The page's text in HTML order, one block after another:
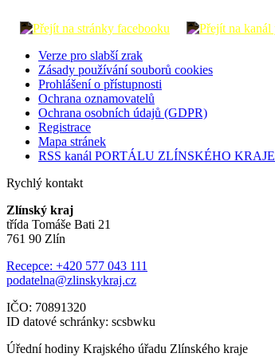
Verze pro slabší zrak
Zásady používání souborů cookies
Prohlášení o přístupnosti
Ochrana oznamovatelů
Ochrana osobních údajů (GDPR)
Registrace
Mapa stránek
RSS kanál PORTÁLU ZLÍNSKÉHO KRAJE
Rychlý kontakt
Zlínský kraj
třída Tomáše Bati 21
761 90 Zlín
Recepce: +420 577 043 111
podatelna@zlinskykraj.cz
IČO: 70891320
ID datové schránky: scsbwku
Úřední hodiny Krajského úřadu Zlínského kraje